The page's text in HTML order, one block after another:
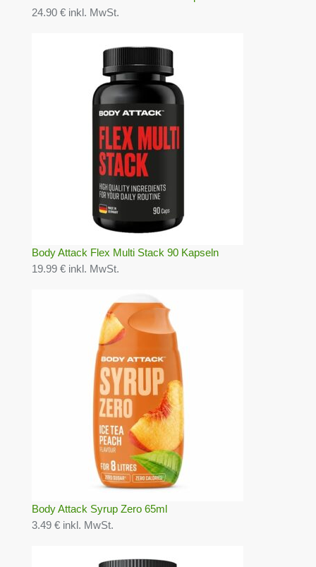
24.90 € inkl. MwSt.
Body Attack Flex Multi Stack 90 Kapseln
19.99 € inkl. MwSt.
Body Attack Syrup Zero 65ml
3.49 € inkl. MwSt.